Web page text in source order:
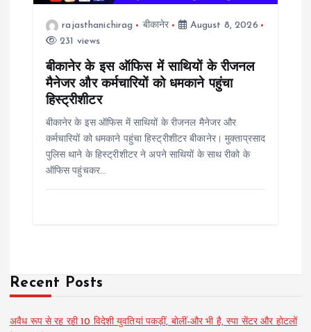
rajasthanichirag बीकानेर
August 8, 2026
231 views
बीकानेर के इस ऑफिस में साथियों के रीजनल
मैनेजर और कर्मचारियों को धमकाने पहुंचा
हिस्ट्रीशीटर
बीकानेर के इस ऑफिस में साथियों के रीजनल मैनेजर और
कर्मचारियों को धमकाने पहुंचा हिस्ट्रीशीटर बीकानेर। मुक्ताप्रसाद
पुलिस थाने के हिस्ट्रीशीटर ने अपने साथियों के साथ रीको के
ऑफिस पहुंचकर…
Recent Posts
अवैध रूप से रह रही 10 विदेशी युवतियां पकड़ीं, बोलीं-और भी है, स्पा सेंटर और होटलों